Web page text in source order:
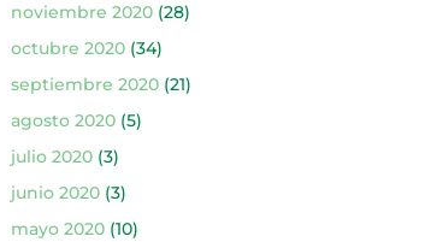
noviembre 2020(28)
octubre 2020(34)
septiembre 2020(21)
agosto 2020(5)
julio 2020(3)
junio 2020(3)
mayo 2020(10)